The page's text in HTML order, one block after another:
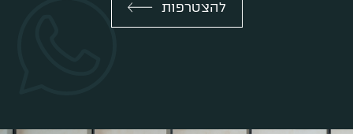
להצטרפות